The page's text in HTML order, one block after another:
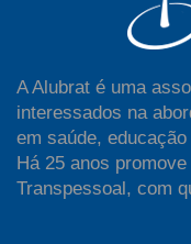
A Alubrat é uma
interessados na
em saúde,
Há 25 anos
Transpessoal, com